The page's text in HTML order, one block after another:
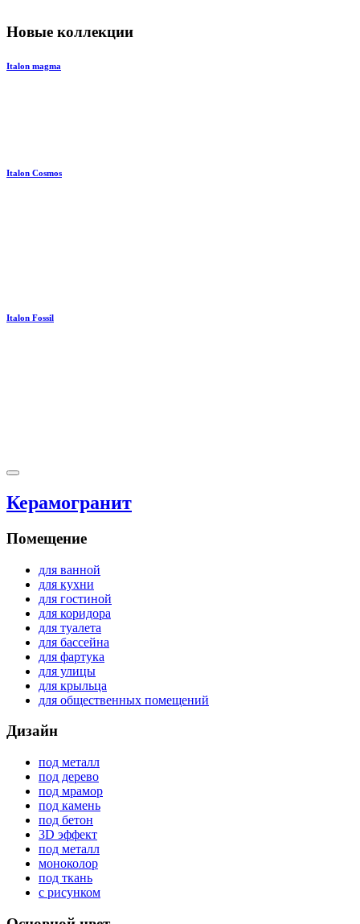
Новые коллекции
Italon magma
Italon Cosmos
Italon Fossil
Керамогранит
Помещение
для ванной
для кухни
для гостиной
для коридора
для туалета
для бассейна
для фартука
для улицы
для крыльца
для общественных помещений
Дизайн
под металл
под дерево
под мрамор
под камень
под бетон
3D эффект
под металл
моноколор
под ткань
с рисунком